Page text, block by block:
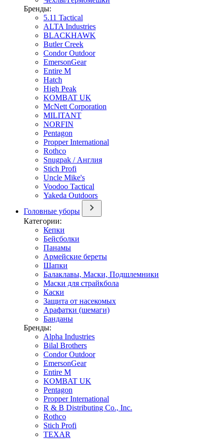
Бренды:
5.11 Tactical
ALTA Industries
BLACKHAWK
Butler Creek
Condor Outdoor
EmersonGear
Entire M
Hatch
High Peak
KOMBAT UK
McNett Corporation
MILITANT
NORFIN
Pentagon
Propper International
Rothco
Snugpak / Англия
Stich Profi
Uncle Mike's
Voodoo Tactical
Yakeda Outdoors
Головные уборы
Категории:
Кепки
Бейсболки
Панамы
Армейские береты
Шапки
Балаклавы, Маски, Подшлемники
Маски для страйкбола
Каски
Защита от насекомых
Арафатки (шемаги)
Банданы
Бренды:
Alpha Industries
Bilal Brothers
Condor Outdoor
EmersonGear
Entire M
KOMBAT UK
Pentagon
Propper International
R & B Distributing Co., Inc.
Rothco
Stich Profi
TEXAR